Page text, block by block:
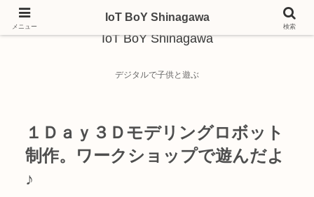
IoT BoY Shinagawa
デジタルで子供と遊ぶ
１Ｄａｙ３Ｄモデリングロボット
制作。ワークショップで遊んだよ
♪
メニュー
IoT BoY Shinagawa
検索